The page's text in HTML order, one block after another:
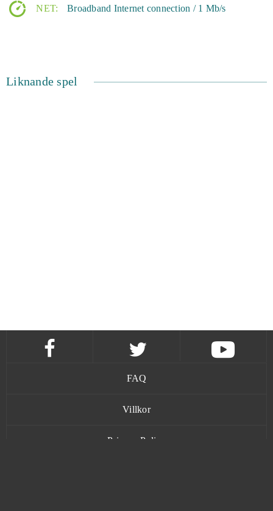
NET: Broadband Internet connection / 1 Mb/s
Liknande spel
FAQ
Villkor
Privacy Policy